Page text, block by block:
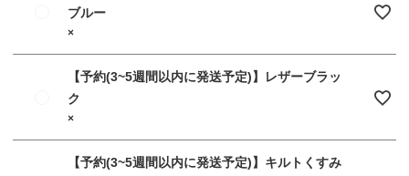
ブルー
×
【予約(3~5週間以内に発送予定)】レザーブラッ
ク
×
【予約(3~5週間以内に発送予定)】キルトくすみ